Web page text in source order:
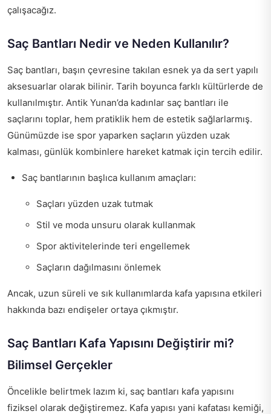
çalışacağız.
Saç Bantları Nedir ve Neden Kullanılır?
Saç bantları, başın çevresine takılan esnek ya da sert yapılı
aksesuarlar olarak bilinir. Tarih boyunca farklı kültürlerde de
kullanılmıştır. Antik Yunan’da kadınlar saç bantları ile
saçlarını toplar, hem pratiklik hem de estetik sağlarlarmış.
Günümüzde ise spor yaparken saçların yüzden uzak
kalması, günlük kombinlere hareket katmak için tercih edilir.
Saç bantlarının başlıca kullanım amaçları:
Saçları yüzden uzak tutmak
Stil ve moda unsuru olarak kullanmak
Spor aktivitelerinde teri engellemek
Saçların dağılmasını önlemek
Ancak, uzun süreli ve sık kullanımlarda kafa yapısına etkileri
hakkında bazı endişeler ortaya çıkmıştır.
Saç Bantları Kafa Yapısını Değiştirir mi?
Bilimsel Gerçekler
Öncelikle belirtmek lazım ki, saç bantları kafa yapısını
fiziksel olarak değiştiremez. Kafa yapısı yani kafatası kemiği,